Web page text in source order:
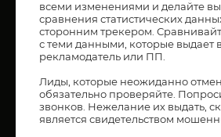
всеми изменениями и делайте
сравнения статистических
сторонним трекером.
с теми данными, которые выдает
рекламодатель или ПП.
Лиды, которые неожиданно
обязательно проверяйте.
звонков. Нежелание их выдать,
является свидетельством